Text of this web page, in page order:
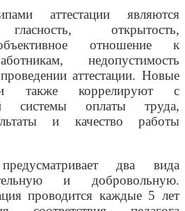
аттестации являются
гласность, открытость,
отношение к
недопустимость
аттестации. Новые
также коррелируют с
системы оплаты труда,
и качество работы
два вида
и добровольную.
проводится каждые 5 лет